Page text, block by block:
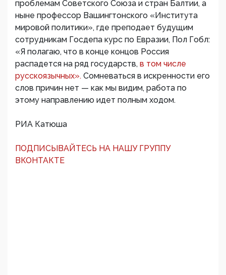
проблемам Советского Союза и стран Балтии, а
ныне профессор Вашингтонского «Института
мировой политики», где преподает будущим
сотрудникам Госдепа курс по Евразии, Пол Гобл:
«Я полагаю, что в конце концов Россия
распадется на ряд государств, в том числе
русскоязычных». Сомневаться в искренности его
слов причин нет — как мы видим, работа по
этому направлению идет полным ходом.
РИА Катюша
ПОДПИСЫВАЙТЕСЬ НА НАШУ ГРУППУ
ВКОНТАКТЕ